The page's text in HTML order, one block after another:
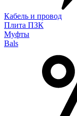
Кабель и провод
Плита ПЗК
Муфты
Bals